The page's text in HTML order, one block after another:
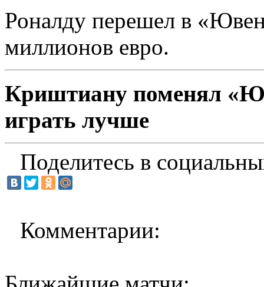
Роналду перешел в
миллионов евро.
Криштиану поменял
играть лучше
Поделитесь в
Комментарии: